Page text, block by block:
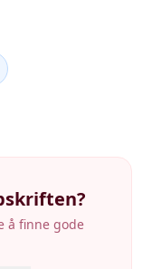
å finne gode